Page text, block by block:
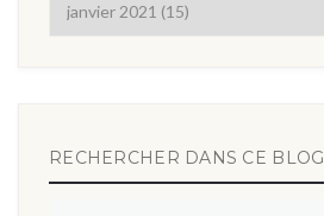
RECHERCHER DANS CE BLOG